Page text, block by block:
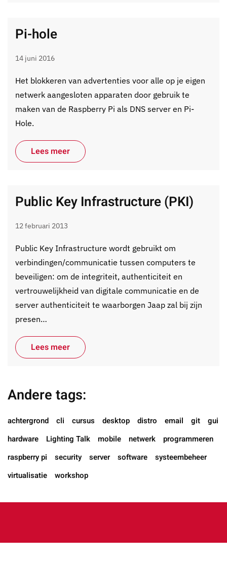
Pi-hole
14 juni 2016
Het blokkeren van advertenties voor alle op je eigen
netwerk aangesloten apparaten door gebruik te
maken van de Raspberry Pi als DNS server en Pi-
Hole.
Lees meer
Public Key Infrastructure (PKI)
12 februari 2013
Public Key Infrastructure wordt gebruikt om
verbindingen/communicatie tussen computers te
beveiligen: om de integriteit, authenticiteit en
vertrouwelijkheid van digitale communicatie en de
server authenticiteit te waarborgen Jaap zal bij zijn
presen…
Lees meer
Andere tags:
achtergrond cli cursus desktop distro email git
gui
hardware
Lighting Talk mobile netwerk
programmeren
raspberry pi
security server software
systeembeheer
virtualisatie
workshop